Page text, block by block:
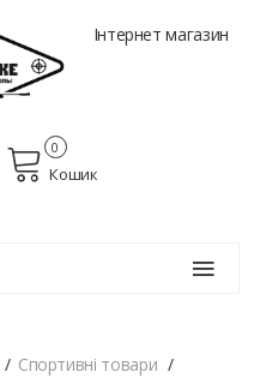
Інтернет магазин
Кошик
0
Спортивні товари